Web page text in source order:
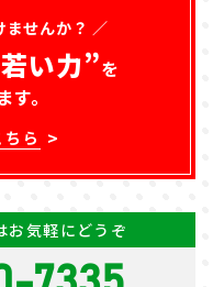
ませんか？ ／
い力”を
。
ら
お気軽にどうぞ